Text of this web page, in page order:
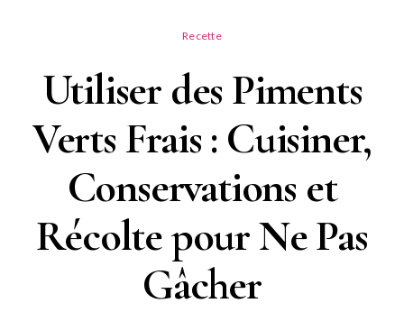
Recette
Utiliser des Piments
Verts Frais : Cuisiner,
Conservations et
Récolte pour Ne Pas
Gâcher